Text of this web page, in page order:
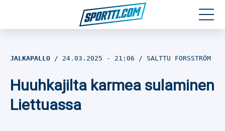
Jalkapallo
JALKAPALLO 24.03.2025 - 21:06 SALTTU FORSSTRÖM
Huuhkajilta karmea sulaminen
Liettuassa